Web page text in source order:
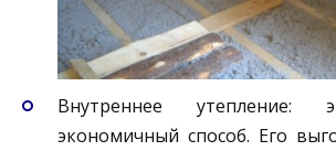
Внутреннее утепление:
экономичный способ. Его